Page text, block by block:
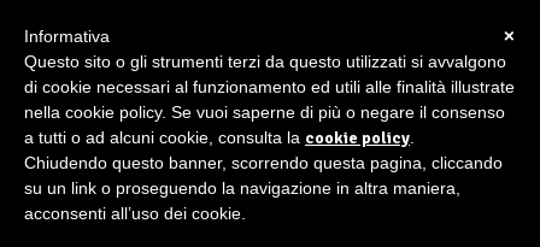
×
Informativa
Questo sito o gli strumenti terzi da questo utilizzati si avvalgono
di cookie necessari al funzionamento ed utili alle finalità illustrate
nella cookie policy. Se vuoi saperne di più o negare il consenso
a tutti o ad alcuni cookie, consulta la cookie policy
Chiudendo questo banner, scorrendo questa pagina, cliccando
su un link o proseguendo la navigazione in altra maniera,
acconsenti all’uso dei cookie.